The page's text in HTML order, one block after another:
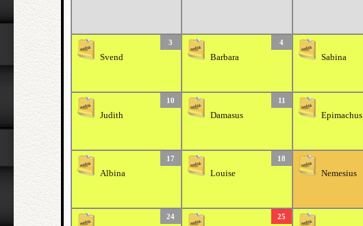
3
Svend
4
Barbara Sabina
10
Judith
11
Damasus Epimachus
17
Albina
18
Louise Nemesius
24 25